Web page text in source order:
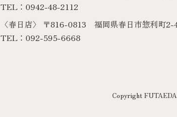
TEL：0942-48-2112
〈春日店〉
〒816-0813 福岡県春日市惣利町2-
TEL：092-595-6668
Copyright